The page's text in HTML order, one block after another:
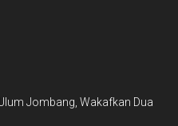
Jombang, Wakafkan Dua